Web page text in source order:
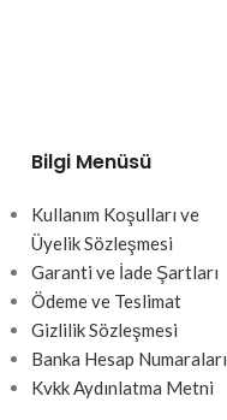
Bilgi Menüsü
Kullanım Koşulları ve
Üyelik Sözleşmesi
Garanti ve İade Şartları
Ödeme ve Teslimat
Gizlilik Sözleşmesi
Banka Hesap Numaraları
Kvkk Aydınlatma Metni